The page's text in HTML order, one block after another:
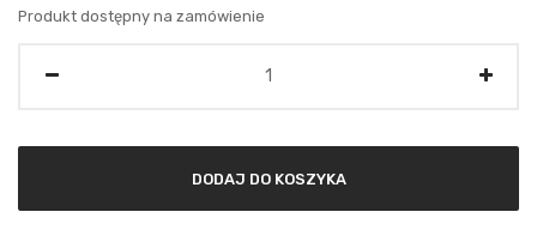
Produkt dostępny na zamówienie
DODAJ DO KOSZYKA